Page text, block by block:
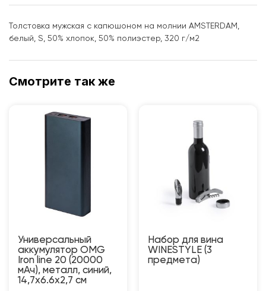
Толстовка мужская с капюшоном на молнии AMSTERDAM,
белый, S, 50% хлопок, 50% полиэстер, 320 г/м2
Смотрите так же
Универсальный
аккумулятор OMG
Iron line 20 (20000
мАч), металл, синий,
14,7х6.6х2,7 см
Набор для вина
WINESTYLE (3
предмета)